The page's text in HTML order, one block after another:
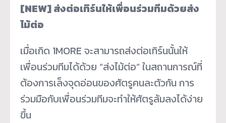
[NEW]ส่งต่อเทิร์นให้เพื่อนร่วมทีมด้วยส่ง
ไม้ต่อ
เมื่อเกิด 1MORE จะสามารถส่งต่อเทิร์นนั้นให้
เพื่อนร่วมทีมได้ด้วย “ส่งไม้ต่อ” ในสถานการณ์ที่
ต้องการเล็งจุดอ่อนของศัตรูคนละตัวกัน การ
ร่วมมือกับเพื่อนร่วมทีมจะทำให้ศัตรูล้มลงได้ง่าย
ขึ้น